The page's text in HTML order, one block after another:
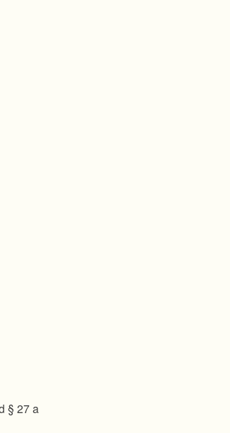
§ 27 a